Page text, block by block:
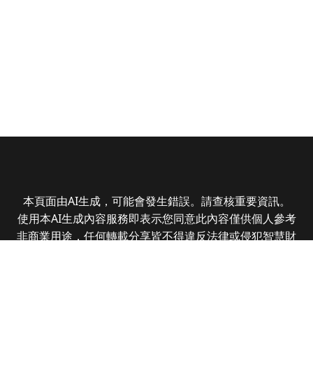
本頁面由AI生成，可能會發生錯誤。請查核重要資訊。
使用本AI生成內容服務即表示您同意此內容僅供個人參考
非商業用途，任何轉載分享皆不得違反法律或侵犯智慧財